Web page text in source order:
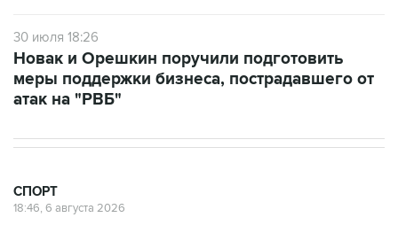
30 июля 18:26
Новак и Орешкин поручили подготовить
меры поддержки бизнеса, пострадавшего от
атак на "РВБ"
СПОРТ
18:46, 6 августа 2026